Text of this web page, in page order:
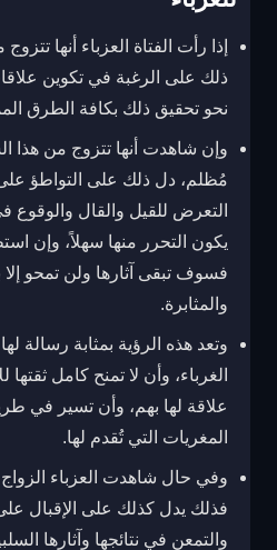
إذا رأت الفتاة العزباء أنها
ذلك على الرغبة في تكوين
نحو تحقيق ذلك بكافة الطرق
وإن شاهدت أنها تتزوج من
مُظلم، دل ذلك على التواطؤ
التعرض للقيل والقال والوقوع
يكون التحرر منها سهلاً، وإن
فسوف تبقى آثارها ولن تمحو
والمثابرة.
وتعد هذه الرؤية بمثابة رسالة
الغرباء، وأن لا تمنح كامل
علاقة لها بهم، وأن تسير في
المغريات التي تُقدم لها.
وفي حال شاهدت العزباء
فذلك يدل كذلك على الإقبال
والتمعن في نتائجها وآثارها